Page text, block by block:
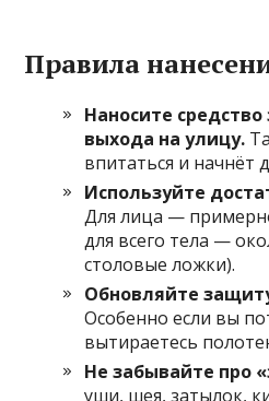
Правила
Наносите
выхода на улицу.
впитаться и начнёт
Используйте
Для лица —
для всего тела —
столовые ложки).
Обновляйте
Особенно если вы
вытираетесь
Не забывайте про
уши, шея, затылок,